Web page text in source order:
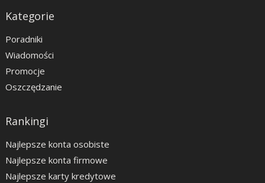
Kategorie
Poradniki
Wiadomości
Promocje
Oszczędzanie
Rankingi
Najlepsze konta osobiste
Najlepsze konta firmowe
Najlepsze karty kredytowe